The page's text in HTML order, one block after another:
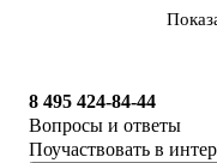
8 495 424-84-44
Вопросы и ответы
Поучаствовать в